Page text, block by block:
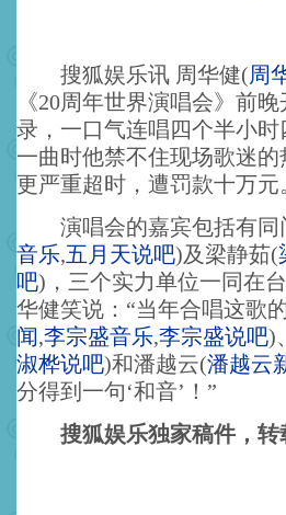
搜狐娱乐讯 周华健(周
《20周年世界演唱会》前
录，一口气连唱四个半小
一曲时他禁不住现场歌迷
更严重超时，遭罚款十万元
演唱会的嘉宾包括有同
音乐,五月天说吧)及梁静茹(
吧) ，三个实力单位一同在
华健笑说：“当年合唱这歌
闻,李宗盛音乐,李宗盛说吧)
淑桦说吧)和潘越云(潘越云
分得到一句‘和音’！”
搜狐娱乐独家稿件，转